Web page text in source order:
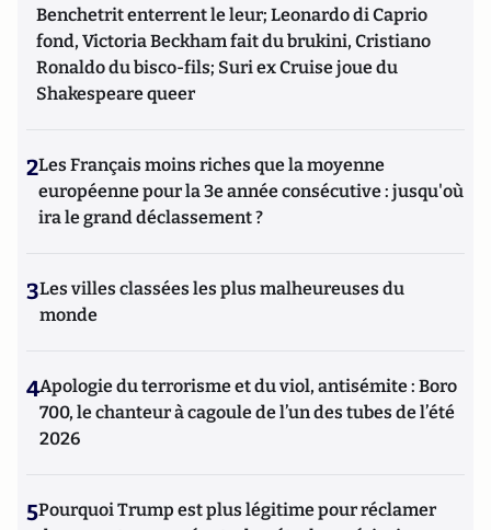
Benchetrit enterrent le leur; Leonardo di Caprio
fond, Victoria Beckham fait du brukini, Cristiano
Ronaldo du bisco-fils; Suri ex Cruise joue du
Shakespeare queer
2Les Français moins riches que la moyenne
européenne pour la 3e année consécutive : jusqu'où
ira le grand déclassement ?
3Les villes classées les plus malheureuses du
monde
4Apologie du terrorisme et du viol, antisémite : Boro
700, le chanteur à cagoule de l’un des tubes de l’été
2026
5Pourquoi Trump est plus légitime pour réclamer